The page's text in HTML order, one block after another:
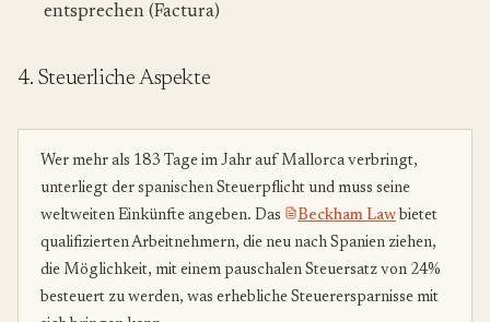
entsprechen (Factura)
4. Steuerliche Aspekte
Wer mehr als 183 Tage im Jahr auf Mallorca verbringt,
unterliegt der spanischen Steuerpflicht und muss seine
weltweiten Einkünfte angeben. Das
Beckham Law bietet
qualifizierten Arbeitnehmern, die neu nach Spanien ziehen,
die Möglichkeit, mit einem pauschalen Steuersatz von 24%
besteuert zu werden, was erhebliche Steuerersparnisse mit